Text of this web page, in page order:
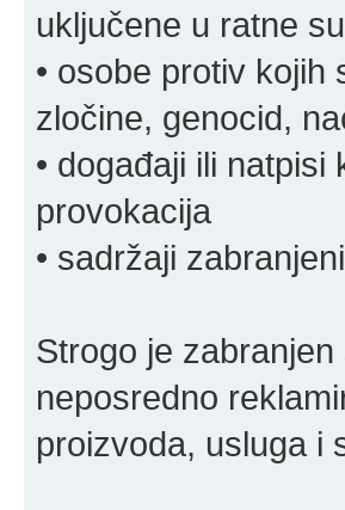
uključene u ratne
• osobe protiv
zločine, genocid,
• događaji ili
provokacija
• sadržaji
Strogo je
neposredno
proizvoda, usluga i